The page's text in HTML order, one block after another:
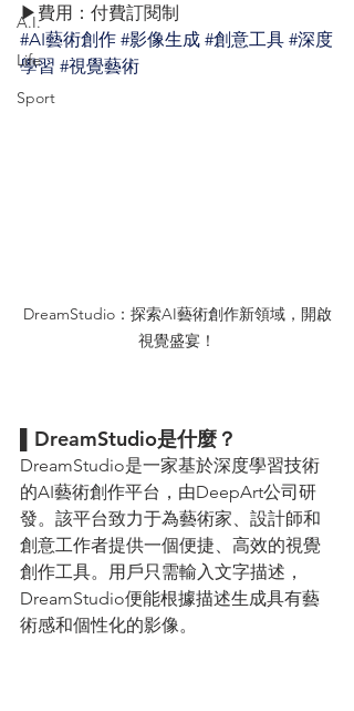
A.I.
Life
Sport
▶費用：付費訂閱制
#AI藝術創作 #影像生成 #創意工具 #深度
學習 #視覺藝術
DreamStudio：探索AI藝術創作新領域，開啟
視覺盛宴！
▌DreamStudio是什麼？
DreamStudio是一家基於深度學習技術
的AI藝術創作平台，由DeepArt公司研
發。該平台致力于為藝術家、設計師和
創意工作者提供一個便捷、高效的視覺
創作工具。用戶只需輸入文字描述，
DreamStudio便能根據描述生成具有藝
術感和個性化的影像。